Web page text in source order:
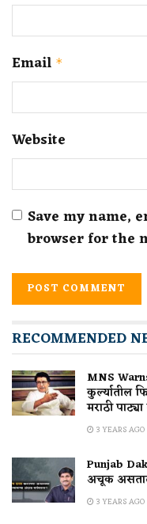
Email *
Website
Save my name,
browser for the
RECOMMENDED
MNS
कुर्ल्यातील
मराठी
3 YEARS AGO
Punjab
अचूक
3 YEARS AGO